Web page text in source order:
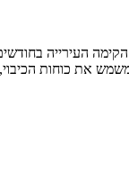
העירייה
את כוחות